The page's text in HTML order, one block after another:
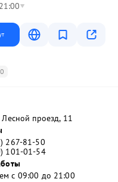
​Лесной проезд, 11
267-81-50
101-01-54
с 09:00 до 21:00